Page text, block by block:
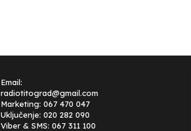
Email:
radiotitograd@gmail.com
Marketing: 067 470 047
Uključenje: 020 282 090
Viber & SMS: 067 311 100